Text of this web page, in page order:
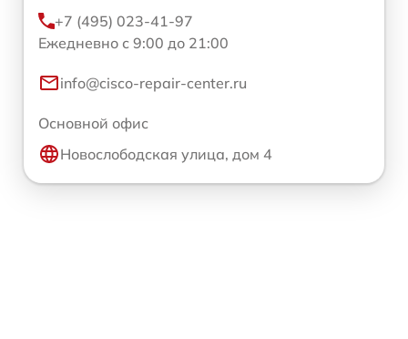
+7 (495) 023-41-97
Ежедневно с 9:00 до 21:00
info@cisco-repair-center.ru
Основной офис
Новослободская улица, дом 4